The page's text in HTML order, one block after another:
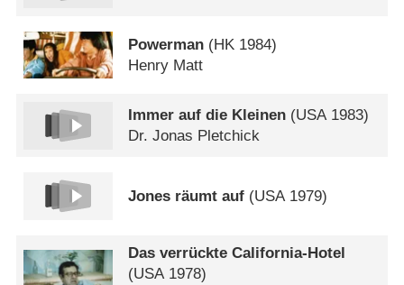
Powerman (HK 1984)
Henry Matt
Immer auf die Kleinen (USA1983)
Dr. Jonas Pletchick
Jones räumt auf (USA1979)
Das verrückte California-Hotel
(USA1978)